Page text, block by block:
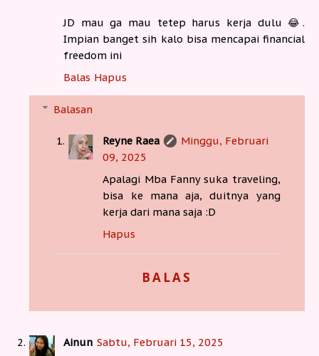
JD mau ga mau tetep harus kerja dulu 😂.
Impian banget sih kalo bisa mencapai financial
freedom ini
Balas Hapus
Balasan
Reyne Raea
Minggu, Februari
09, 2025
Apalagi Mba Fanny suka traveling,
bisa ke mana aja, duitnya yang
kerja dari mana saja :D
Hapus
BALAS
Ainun Sabtu, Februari 15, 2025